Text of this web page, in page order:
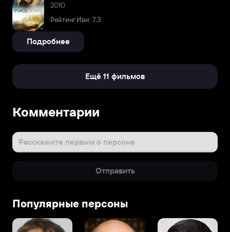
2010
Рейтинг Иви: 7,3
Подробнее
Ещё 11 фильмов
Комментарии
Расскажите первым о персоне
Отправить
Популярные персоны